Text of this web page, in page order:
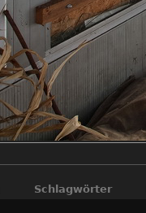
Schlagwörter